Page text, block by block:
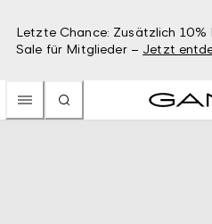
Letzte Chance: Zusätzlich 10%
Sale für Mitglieder – Jetzt